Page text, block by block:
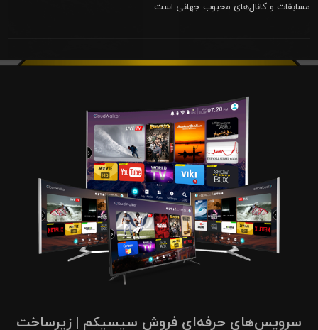
مسابقات و کانال‌های محبوب جهانی است.
سرویس‌های حرفه‌ای فروش سیسیکم | زیرساخت